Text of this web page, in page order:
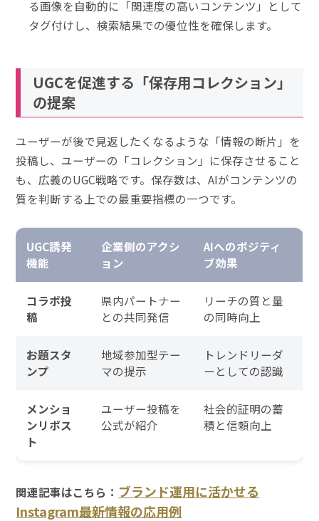
る画像を自動的に「関連度の高いコンテンツ」として
タグ付けし、検索結果での優位性を確保します。
UGCを促進する「保存用コレクション」
の提案
ユーザーが後で見返したくなるような「情報の断片」を
投稿し、ユーザーの「コレクション」に保存させること
も、広義のUGC戦略です。保存数は、AIがコンテンツの
質を判断する上での最重要指標の一つです。
UGC誘発
機能
企業側のアクシ
ョン
AIへのポジティ
ブ効果
コラボ投
稿
県内パートナー
との共同発信
リーチの質と量
の同時向上
お題スタ
ンプ
地域参加型テー
マの提示
トレンドリーダ
ーとしての認識
メンショ
ンリポス
ト
ユーザー投稿を
公式が紹介
社会的証明の蓄
積と信頼向上
関連記事はこちら： ブランド運用に活かせる
Instagram最新情報の応用例